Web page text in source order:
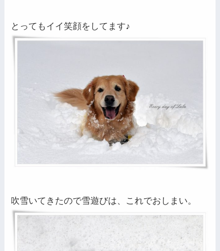
とってもイイ笑顔をしてます♪
吹雪いてきたので雪遊びは、これでおしまい。